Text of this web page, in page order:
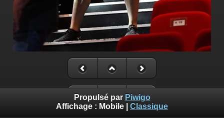
Propulsé par Piwigo
Affichage : Mobile Classique